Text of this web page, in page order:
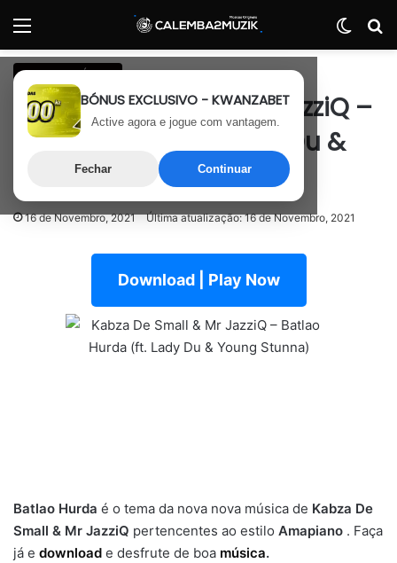
BÓNUS EXCLUSIVO - KWANZABET
Active agora e jogue com vantagem.
Fechar Continuar
Amapiano África
Kabza De Small & Mr JazziQ –
Batlao Hurda (ft. Lady Du &
Young Stunna)
16 de Novembro, 2021 Última atualização: 16 de Novembro, 2021
Download | Play Now
Batlao Hurda é o tema da nova nova música de Kabza De
Small & Mr JazziQ pertencentes ao estilo Amapiano . Faça
já e download e desfrute de boa música.